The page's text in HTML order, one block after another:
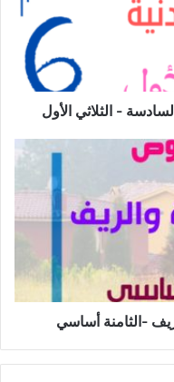
- الثلاثي الأول
-الثامنة أساسي